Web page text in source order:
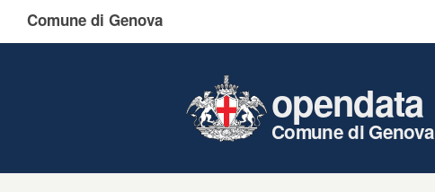
Comune di Genova
opendata
Comune di Genova